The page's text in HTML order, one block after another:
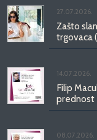
27.07.2026.
Zašto
trgovaca
14.07.2026.
Filip
prednost
08.07.2026.